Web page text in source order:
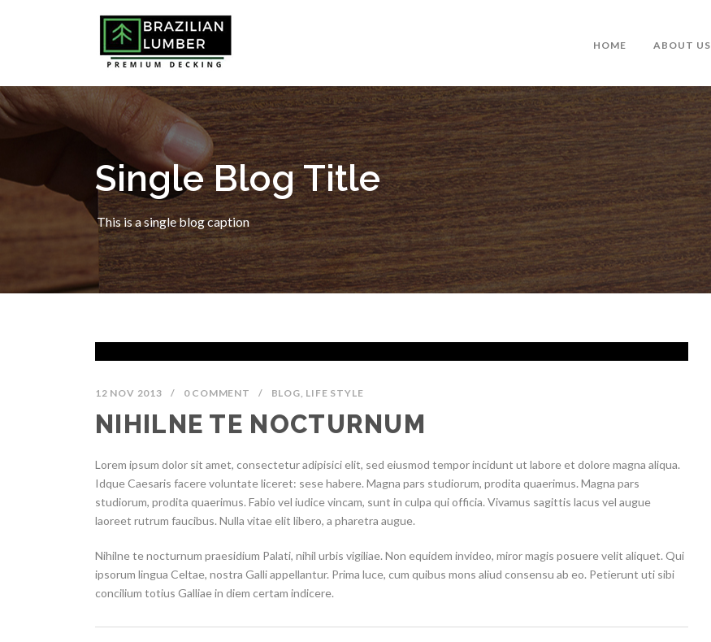
HOME ABOUT US
Single Blog Title
This is a single blog caption
12 NOV 2013 / 0 COMMENT / BLOG, LIFE STYLE
NIHILNE TE NOCTURNUM
Lorem ipsum dolor sit amet, consectetur adipisici elit, sed eiusmod tempor incidunt ut labore et dolore magna aliqua.
Idque Caesaris facere voluntate liceret: sese habere. Magna pars studiorum, prodita quaerimus. Magna pars
studiorum, prodita quaerimus. Fabio vel iudice vincam, sunt in culpa qui officia. Vivamus sagittis lacus vel augue
laoreet rutrum faucibus. Nulla vitae elit libero, a pharetra augue.
Nihilne te nocturnum praesidium Palati, nihil urbis vigiliae. Non equidem invideo, miror magis posuere velit aliquet. Qui
ipsorum lingua Celtae, nostra Galli appellantur. Prima luce, cum quibus mons aliud consensu ab eo. Petierunt uti sibi
concilium totius Galliae in diem certam indicere.